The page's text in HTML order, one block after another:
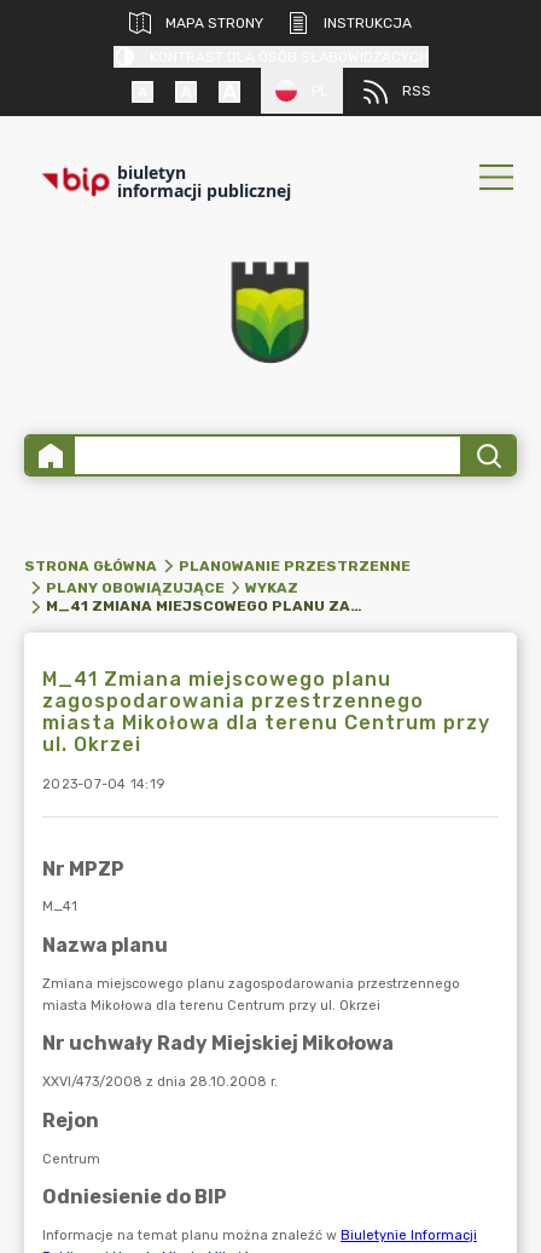
MAPA STRONY
INSTRUKCJA
RSS
biuletyn
informacji publicznej
STRONA GŁÓWNA
PLANOWANIE PRZESTRZENNE
PLANY OBOWIĄZUJĄCE
WYKAZ
M_41 ZMIANA MIEJSCOWEGO PLANU ZAGOSPODAROWANIA PRZESTRZENNEGO MIASTA MIKOŁOWA DLA TERENU CENTRUM PRZY UL. OKRZEI
M_41 Zmiana miejscowego planu
zagospodarowania przestrzennego
miasta Mikołowa dla terenu Centrum przy
ul. Okrzei
2023-07-04 14:19